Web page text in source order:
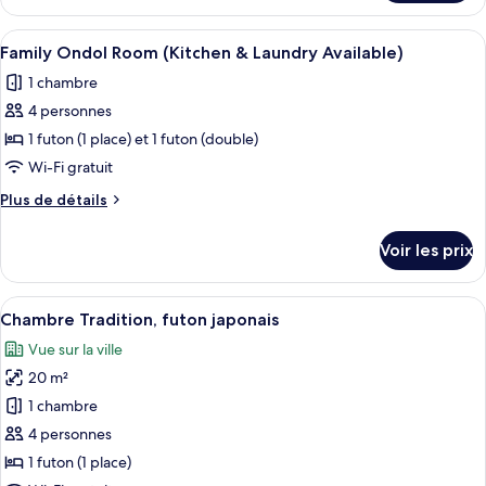
le
type
de
chambre
VIP
Afficher
toutes
les
photos
pour
ce
type
de
Family
Ondol
Room
(Kitchen
&
Laundry
Available)
Draps en coton égyptien, literie de
6
Family Ondol Room (Kitchen & Laundry Available)
1 chambre
4 personnes
1 futon (1 place) et 1 futon (double)
Wi-Fi gratuit
Plus de détails
Plus
le
type
de
Family
Ondol
Room
(Kitchen
&
Laundry
Available)
Voir les prix
Afficher
toutes
les
photos
pour
ce
type
Une chambre à coucher avec un
11
Chambre Tradition, futon japonais
Vue sur la ville
20 m²
1 chambre
4 personnes
1 futon (1 place)